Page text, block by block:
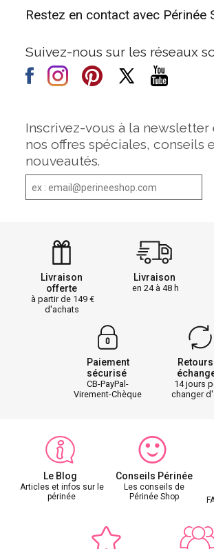
Restez en contact avec Périnée
Suivez-nous sur les réseaux
Inscrivez-vous à la newsletter
nos offres spéciales, conseils
nouveautés.
Livraison
offerte
à partir de 149
d'achats
Livraison
en 24 à 48 h
Paiement
sécurisé
CB-PayPal-
Virement-Chèque
14 jours
changer
Le Blog
Articles et infos sur le
périnée
Conseils Périnée
Les conseils de
Périnée Shop